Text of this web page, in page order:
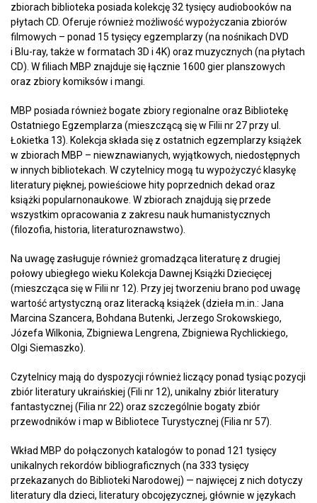
zbiorach biblioteka posiada kolekcję 32 tysięcy audiobooków na
płytach CD. Oferuje również możliwość wypożyczania zbiorów
filmowych – ponad 15 tysięcy egzemplarzy (na nośnikach DVD
i Blu-ray, także w formatach 3D i 4K) oraz muzycznych (na płytach
CD). W filiach MBP znajduje się łącznie 1600 gier planszowych
oraz zbiory komiksów i mangi.
MBP posiada również bogate zbiory regionalne oraz Bibliotekę
Ostatniego Egzemplarza (mieszczącą się w Filii nr 27 przy ul.
Łokietka 13). Kolekcja składa się z ostatnich egzemplarzy książek
w zbiorach MBP – niewznawianych, wyjątkowych, niedostępnych
w innych bibliotekach. W czytelnicy mogą tu wypożyczyć klasykę
literatury pięknej, powieściowe hity poprzednich dekad oraz
książki popularnonaukowe. W zbiorach znajdują się przede
wszystkim opracowania z zakresu nauk humanistycznych
(filozofia, historia, literaturoznawstwo).
Na uwagę zasługuje również gromadząca literaturę z drugiej
połowy ubiegłego wieku Kolekcja Dawnej Książki Dziecięcej
(mieszcząca się w Filii nr 12). Przy jej tworzeniu brano pod uwagę
wartość artystyczną oraz literacką książek (dzieła m.in.: Jana
Marcina Szancera, Bohdana Butenki, Jerzego Srokowskiego,
Józefa Wilkonia, Zbigniewa Lengrena, Zbigniewa Rychlickiego,
Olgi Siemaszko).
Czytelnicy mają do dyspozycji również liczący ponad tysiąc pozycji
zbiór literatury ukraińskiej (Fili nr 12), unikalny zbiór literatury
fantastycznej (Filia nr 22) oraz szczególnie bogaty zbiór
przewodników i map w Bibliotece Turystycznej (Filia nr 57).
Wkład MBP do połączonych katalogów to ponad 121 tysięcy
unikalnych rekordów bibliograficznych (na 333 tysięcy
przekazanych do Biblioteki Narodowej) — najwięcej z nich dotyczy
literatury dla dzieci, literatury obcojęzycznej, głównie w językach